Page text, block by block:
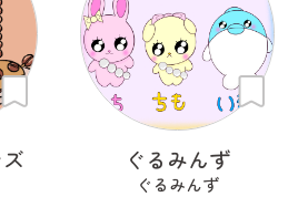
ぐるみんず
ぐるみんず